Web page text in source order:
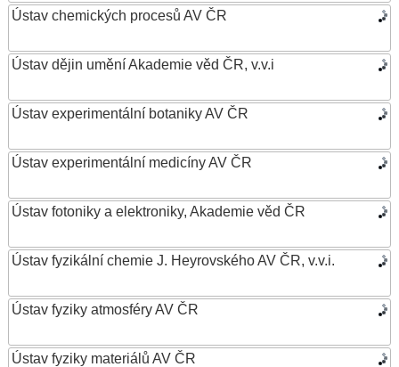
Ústav chemických procesů AV ČR
Ústav dějin umění Akademie věd ČR, v.v.i
Ústav experimentální botaniky AV ČR
Ústav experimentální medicíny AV ČR
Ústav fotoniky a elektroniky, Akademie věd ČR
Ústav fyzikální chemie J. Heyrovského AV ČR, v.v.i.
Ústav fyziky atmosféry AV ČR
Ústav fyziky materiálů AV ČR